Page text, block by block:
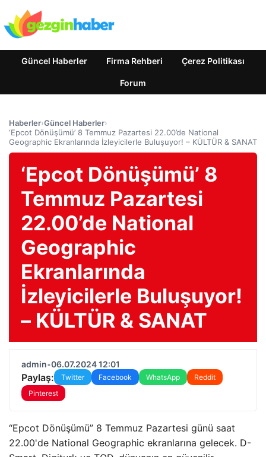
Güncel Haberler Firma Rehberi Çerez Politikası
Forum
Haberler›Güncel Haberler›
‘Epcot Dönüşümü’ 8 Temmuz Pazartesi 22.00’de National
Geographic Ekranlarında İzleyicilerle Buluşuyor! – KÜLTÜR & SANAT
‘Epcot Dönüşümü’ 8
Temmuz Pazartesi
22.00’de National
Geographic
Ekranlarında
İzleyicilerle Buluşuyor!
– KÜLTÜR & SANAT
admin•06.07.2024 12:01
Paylaş: Twitter Facebook WhatsApp
Reddit
Pinterest
“Epcot Dönüşümü” 8 Temmuz Pazartesi günü saat
22.00'de National Geographic ekranlarına gelecek. D-